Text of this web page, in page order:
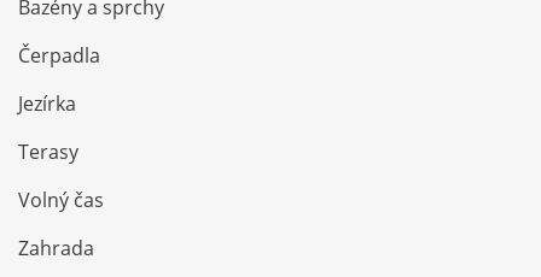
Bazény a sprchy
Čerpadla
Jezírka
Terasy
Volný čas
Zahrada